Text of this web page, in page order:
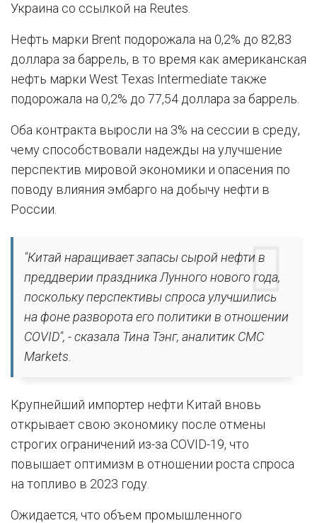
Украина со ссылкой на Reutes.
Нефть марки Brent подорожала на 0,2% до 82,83
доллара за баррель, в то время как американская
нефть марки West Texas Intermediate также
подорожала на 0,2% до 77,54 доллара за баррель.
Оба контракта выросли на 3% на сессии в среду,
чему способствовали надежды на улучшение
перспектив мировой экономики и опасения по
поводу влияния эмбарго на добычу нефти в
России.
"Китай наращивает запасы сырой нефти в
преддверии праздника Лунного нового года,
поскольку перспективы спроса улучшились
на фоне разворота его политики в отношении
COVID", - сказала Тина Тэнг, аналитик CMC
Markets.
Крупнейший импортер нефти Китай вновь
открывает свою экономику после отмены
строгих ограничений из-за COVID-19, что
повышает оптимизм в отношении роста спроса
на топливо в 2023 году.
Ожидается, что объем промышленного